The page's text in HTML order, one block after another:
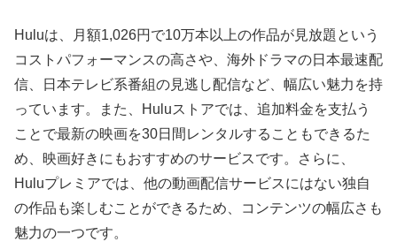
Huluは、月額1,026円で10万本以上の作品が見放題という
コストパフォーマンスの高さや、海外ドラマの日本最速配
信、日本テレビ系番組の見逃し配信など、幅広い魅力を持
っています。また、Huluストアでは、追加料金を支払う
ことで最新の映画を30日間レンタルすることもできるた
め、映画好きにもおすすめのサービスです。さらに、
Huluプレミアでは、他の動画配信サービスにはない独自
の作品も楽しむことができるため、コンテンツの幅広さも
魅力の一つです。